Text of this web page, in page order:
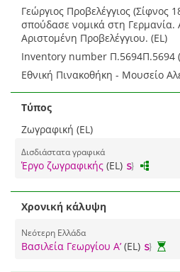
Γεώργιος Προβελέγγιος (Σίφνος
σπούδασε νομικά στη Γερμανία.
Αριστομένη Προβελέγγιου. (EL)
Inventory number Π.5694Π.5694
Εθνική Πινακοθήκη - Μουσείο
Τύπος
Ζωγραφική (EL)
Δισδιάστατα γραφικά
Έργο ζωγραφικής (EL)
Χρονική κάλυψη
Νεότερη Ελλάδα
Βασιλεία Γεωργίου Α’ (EL)